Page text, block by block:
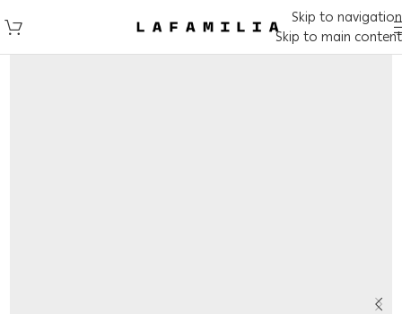
Skip to navigation
Skip to main content